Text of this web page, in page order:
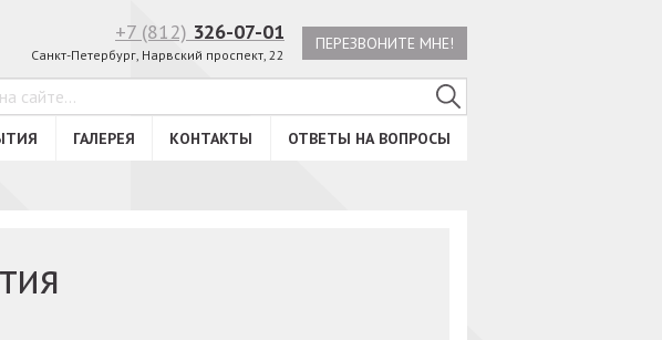
+7 (812) 326-07-01
Санкт-Петербург, Нарвский проспект, 22
ПЕРЕЗВОНИТЕ МНЕ!
ГАЛЕРЕЯ КОНТАКТЫ ОТВЕТЫ НА ВОПРОСЫ